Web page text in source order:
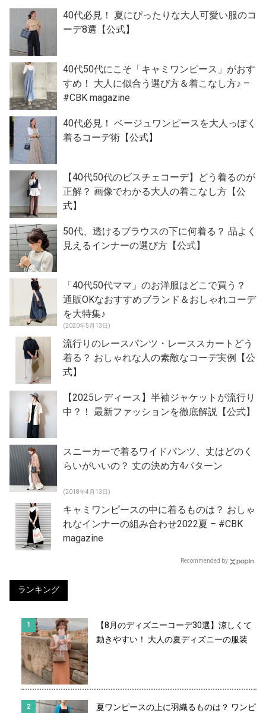
40代必見！ 夏にぴったりな大人可愛い服のコ
ーデ8選【公式】
40代50代にこそ「キャミワンピース」がおす
すめ！ 大人に似合う選び方＆着こなし方♪ –
#CBK magazine
40代必見！ ベージュワンピースを大人っぽく
着るコーデ術【公式】
【40代50代のビスチェコーデ】どう着るのが
正解？ 画像でわかる大人の着こなし方【公
式】
50代、透けるブラウスの下に何着る？ 品よく
見えるインナーの選び方【公式】
「40代50代ママ」のお洋服はどこで買う？
通販OKなおすすめブランド＆おしゃれコーデ
を大特集♪
(2020年5月13日)
流行りのレースパンツ・レーススカートどう
着る？ おしゃれな人の素敵なコーデ実例【公
式】
【2025レディース】半袖ジャケットが流行り
中？！ 最新ファッションを徹底解説【公式】
スニーカーで着るワイドパンツ、丈はどのく
らいがいいの？ 丈の決め方4パターン
(2018年4月13日)
キャミワンピースの中に着るものは？ おしゃ
れなインナーの組み合わせ2022夏 – #CBK
magazine
Recommended by
ランキング
【8月のディズニーコーデ30選】涼しくて
動きやすい！ 大人の夏ディズニーの服装
夏ワンピースの上に羽織るものは？ ワンピ